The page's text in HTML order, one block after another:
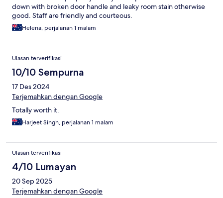
down with broken door handle and leaky room stain otherwise
good. Staff are friendly and courteous.
Helena, perjalanan 1 malam
Ulasan terverifikasi
10/10 Sempurna
17 Des 2024
Terjemahkan dengan Google
Totally worth it.
Harjeet Singh, perjalanan 1 malam
Ulasan terverifikasi
4/10 Lumayan
20 Sep 2025
Terjemahkan dengan Google